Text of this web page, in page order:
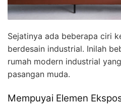
Sejatinya ada beberapa ciri
berdesain industrial. Inilah
rumah modern industrial
pasangan muda.
Mempuyai Elemen